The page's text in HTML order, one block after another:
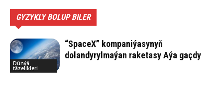
GYZYKLY BOLUP BILER
Dünýä
täzelikleri
“SpaceX” kompaniýasynyň
dolandyrylmaýan raketasy Aýa gaçdy